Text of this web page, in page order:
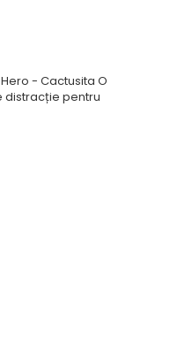
- Cactusita O
distracție pentru